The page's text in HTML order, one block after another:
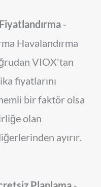
-
Havalandırma
VIOX'tan
fiyatlarını
bir faktör olsa
olan
ayırır.